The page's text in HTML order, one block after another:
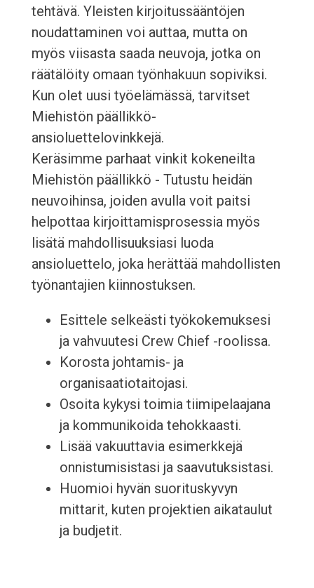
tehtävä. Yleisten kirjoitussääntöjen
noudattaminen voi auttaa, mutta on
myös viisasta saada neuvoja, jotka on
räätälöity omaan työnhakuun sopiviksi.
Kun olet uusi työelämässä, tarvitset
Miehistön päällikkö-
ansioluettelovinkkejä.
Keräsimme parhaat vinkit kokeneilta
Miehistön päällikkö - Tutustu heidän
neuvoihinsa, joiden avulla voit paitsi
helpottaa kirjoittamisprosessia myös
lisätä mahdollisuuksiasi luoda
ansioluettelo, joka herättää mahdollisten
työnantajien kiinnostuksen.
Esittele selkeästi työkokemuksesi
ja vahvuutesi Crew Chief -roolissa.
Korosta johtamis- ja
organisaatiotaitojasi.
Osoita kykysi toimia tiimipelaajana
ja kommunikoida tehokkaasti.
Lisää vakuuttavia esimerkkejä
onnistumisistasi ja saavutuksistasi.
Huomioi hyvän suorituskyvyn
mittarit, kuten projektien aikataulut
ja budjetit.